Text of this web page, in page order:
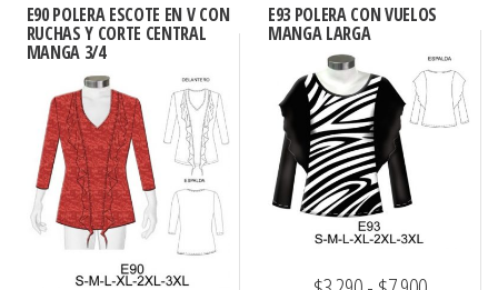
E90 POLERA ESCOTE EN V CON
RUCHAS Y CORTE CENTRAL
MANGA 3/4
E93 POLERA CON VUELOS
MANGA LARGA